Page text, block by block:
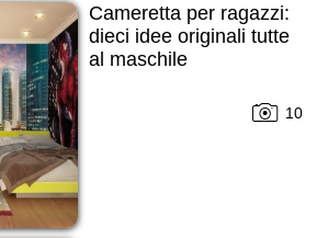
Cameretta per ragazzi:
dieci idee originali tutte
al maschile
10